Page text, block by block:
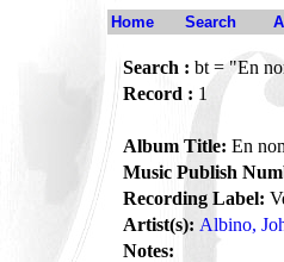
Home Search
Search : bt = "En
Record : 1
Album Title: En
Music Publish
Recording Label:
Artist(s): Albino,
Notes: